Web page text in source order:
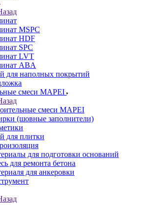
MSPC
HDF
SPC
LVT
ABA
для наполных покрытий
смеси MAPEI
смеси MAPEI
(шовные заполнители)
для плитки
для подготовки оснований
для ремонта бетона
для анкеровки